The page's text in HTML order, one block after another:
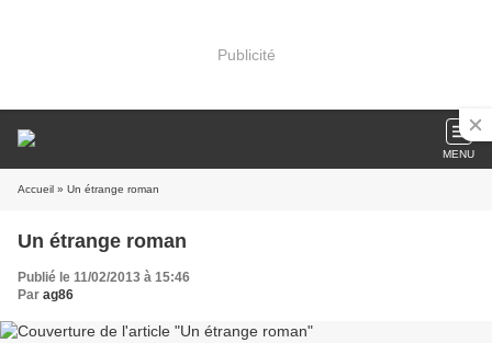
Publicité
MENU
Accueil » Un étrange roman
Un étrange roman
Publié le 11/02/2013 à 15:46
Par ag86